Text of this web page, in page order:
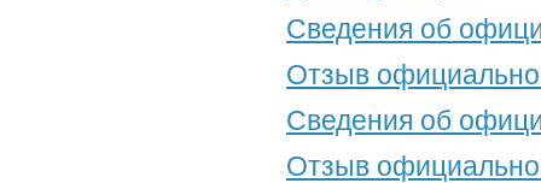
Сведения об
Отзыв
Сведения об
Отзыв